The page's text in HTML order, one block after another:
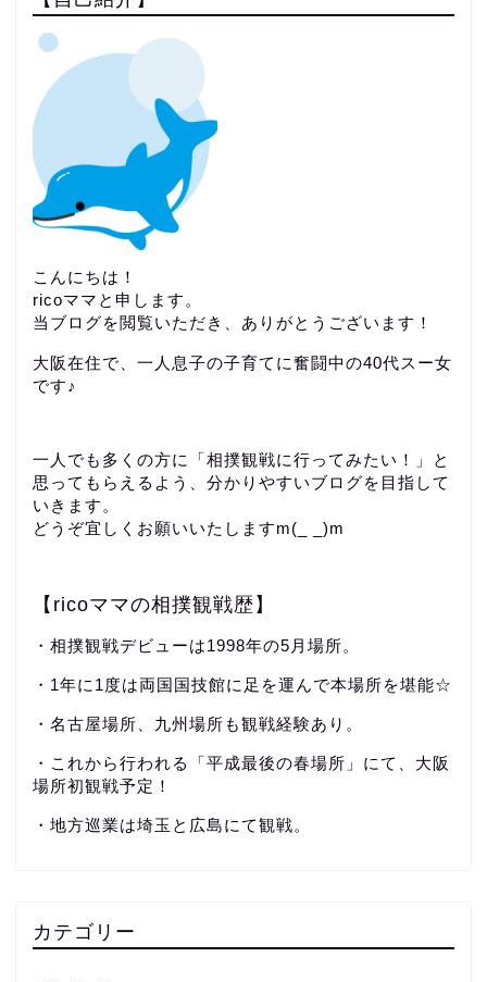
こんにちは！
ricoママと申します。
当ブログを閲覧いただき、ありがとうございます！
大阪在住で、一人息子の子育てに奮闘中の40代スー女
です♪
一人でも多くの方に「相撲観戦に行ってみたい！」と
思ってもらえるよう、分かりやすいブログを目指して
いきます。
どうぞ宜しくお願いいたしますm(_ _)m
【ricoママの相撲観戦歴】
・相撲観戦デビューは1998年の5月場所。
・1年に1度は両国国技館に足を運んで本場所を堪能☆
・名古屋場所、九州場所も観戦経験あり。
・これから行われる「平成最後の春場所」にて、大阪
場所初観戦予定！
・地方巡業は埼玉と広島にて観戦。
カテゴリー